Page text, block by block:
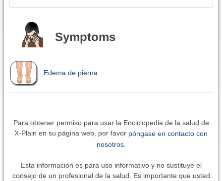
Symptoms
Edema de pierna
Para obtener permiso para usar la Enciclopedia de la salud de
X-Plain en su página web, por favor póngase en contacto con
nosotros.
Esta información es para uso informativo y no sustituye el
consejo de un profesional de la salud. Es importante que usted